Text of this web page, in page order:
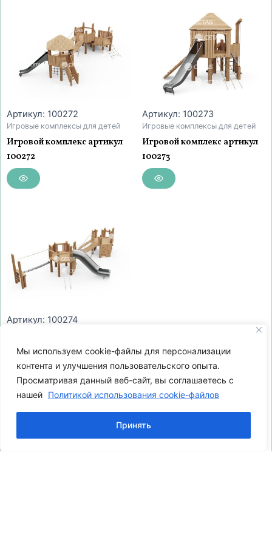
Мы используем cookie-файлы для персонализации
контента и улучшения пользовательского опыта.
Просматривая данный веб-сайт, вы соглашаетесь с
нашей Политикой использования cookie-файлов
Принять
Артикул: 100272
Игровые комплексы для детей
Игровой комплекс артикул
100272
Артикул: 100273
Игровые комплексы для детей
Игровой комплекс артикул
100273
Артикул: 100274
Игровой комплекс артикул
100274